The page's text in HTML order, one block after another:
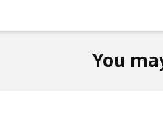
You